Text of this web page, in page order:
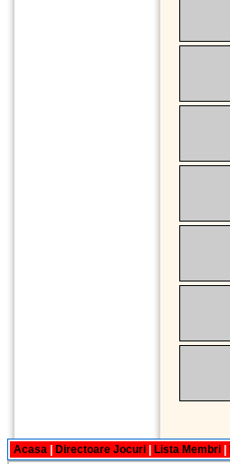
Acasa Directoare Jocuri Lista Membri